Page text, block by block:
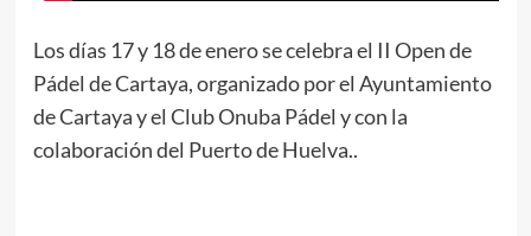
Los días 17 y 18 de enero se celebra el II Open de
Pádel de Cartaya, organizado por el Ayuntamiento
de Cartaya y el Club Onuba Pádel y con la
colaboración del Puerto de Huelva..